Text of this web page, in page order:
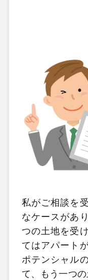
私がご相談を
なケースがあ
つの土地を受
てはアパート
ポテンシャル
て、もう一つ